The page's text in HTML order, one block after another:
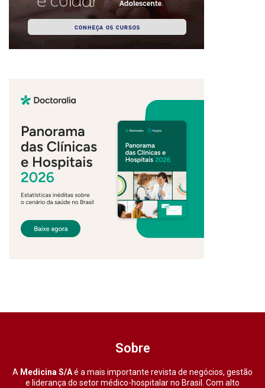
Sobre
A Medicina S/Aé a mais importante revista de negócios, gestão
e liderança do setor médico-hospitalar no Brasil. Com alto